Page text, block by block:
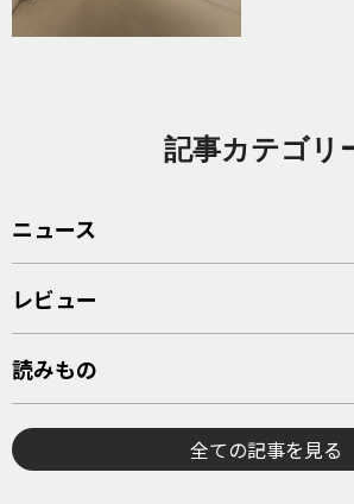
記事カテゴリ
ニュース
レビュー
読みもの
全ての記事を見る